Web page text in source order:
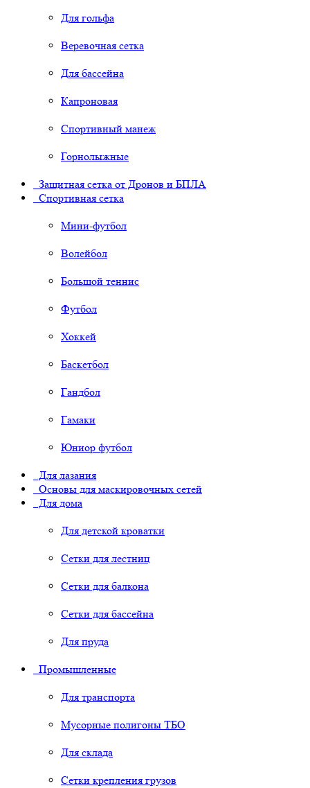
Для гольфа
Веревочная сетка
Для бассейна
Капроновая
Спортивный манеж
Горнолыжные
Защитная сетка от Дронов и БПЛА
Спортивная сетка
Мини-футбол
Волейбол
Большой теннис
Футбол
Хоккей
Баскетбол
Гандбол
Гамаки
Юниор футбол
Для лазания
Основы для маскировочных сетей
Для дома
Для детской кроватки
Сетки для лестниц
Сетки для балкона
Сетки для бассейна
Для пруда
Промышленные
Для транспорта
Мусорные полигоны ТБО
Для склада
Сетки крепления грузов